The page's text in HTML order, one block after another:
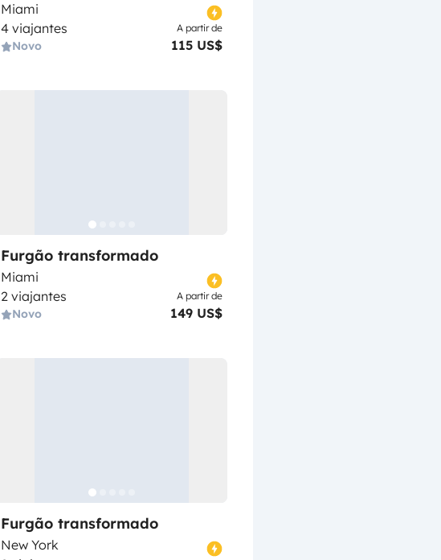
Miami
4 viajantes
Novo
A partir de
115 US$
Furgão transformado
Miami
2 viajantes
Novo
A partir de
149 US$
Furgão transformado
New York